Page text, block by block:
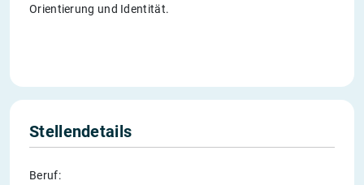
Orientierung und Identität.
Stellendetails
Beruf: